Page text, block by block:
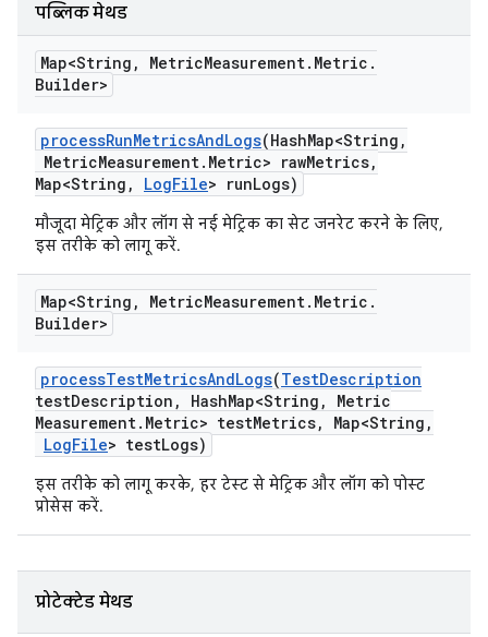
पब्लिक मेथड
Map<String , MetricMeasurement. Metric .
Builder>
processRunMetricsAndLogs(HashMap<String ,
MetricMeasurement. Metric> rawMetrics,
Map<String , LogFile> runLogs)
मौजूदा मेट्रिक और लॉग से नई मेट्रिक का सेट जनरेट करने के लिए,
इस तरीके को लागू करें.
Map<String , MetricMeasurement. Metric .
Builder>
processTestMetricsAndLogs(TestDescription
testDescription , HashMap<String ,
Metric
Measurement. Metric> testMetrics, Map<String ,
LogFile> testLogs)
इस तरीके को लागू करके, हर टेस्ट से मेट्रिक और लॉग को पोस्ट
प्रोसेस करें.
प्रोटेक्टेड मेथड